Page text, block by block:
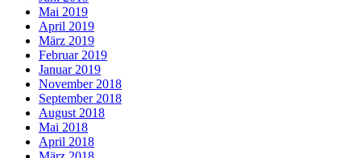
Mai 2019
April 2019
März 2019
Februar 2019
Januar 2019
November 2018
September 2018
August 2018
Mai 2018
April 2018